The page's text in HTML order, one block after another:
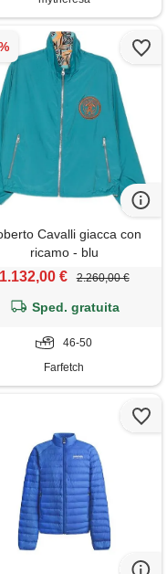
Cavalli giacca con
ricamo - blu
1.132,00 € 2.260,00 €
Sped. gratuita
46-50
Farfetch